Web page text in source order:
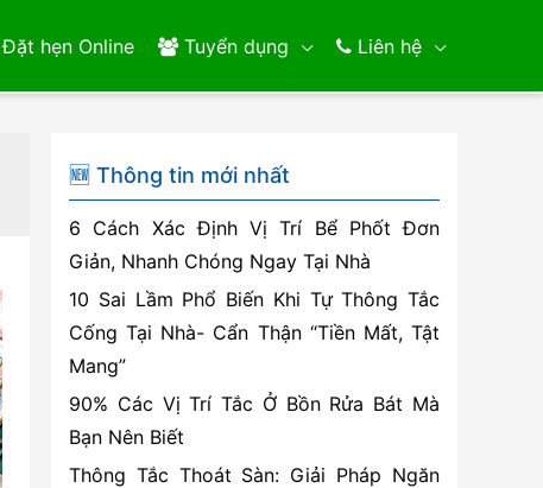
Đặt hẹn Online Tuyển dụng Liên hệ
🆕 Thông tin mới nhất
6 Cách Xác Định Vị Trí Bể Phốt Đơn
Giản, Nhanh Chóng Ngay Tại Nhà
10 Sai Lầm Phổ Biến Khi Tự Thông Tắc
Cống Tại Nhà- Cẩn Thận “Tiền Mất, Tật
Mang”
90% Các Vị Trí Tắc Ở Bồn Rửa Bát Mà
Bạn Nên Biết
Thông Tắc Thoát Sàn: Giải Pháp Ngăn